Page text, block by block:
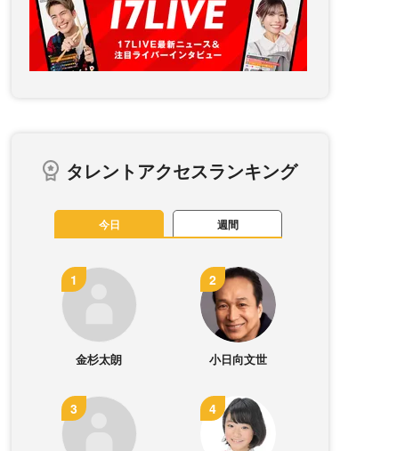
タレントアクセスランキング
今日 週間
金杉太朗 小日向文世